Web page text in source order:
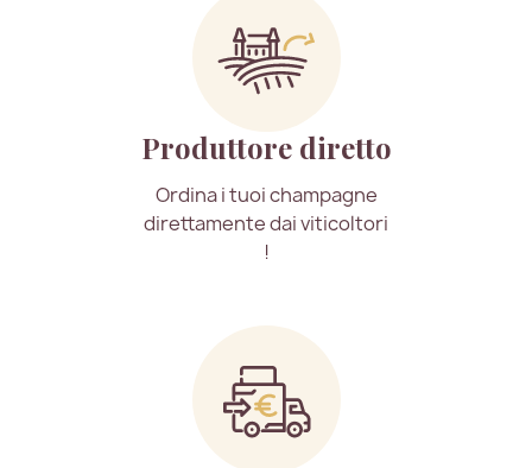
Produttore diretto
Ordina i tuoi champagne
direttamente dai viticoltori
!